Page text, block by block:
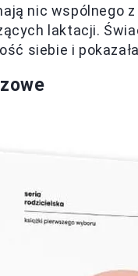
nic wspólnego
laktacji.
siebie i